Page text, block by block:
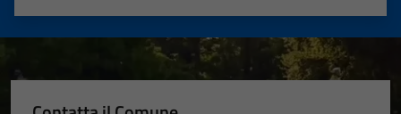
Valuta 5 stelle su 5
Valuta 4 stelle su 5
Valuta 3 stelle su 5
Valuta 2 stelle su 5
Valuta 1 stelle su 5